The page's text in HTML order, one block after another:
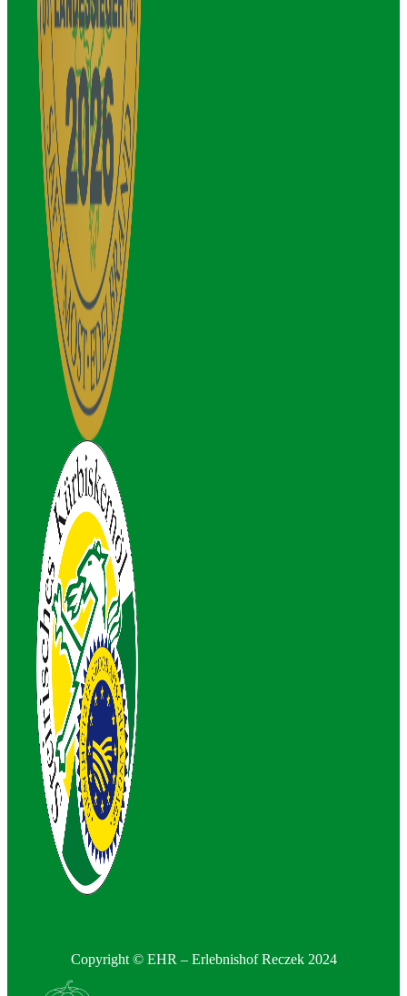
Copyright © EHR – Erlebnishof Reczek 2024